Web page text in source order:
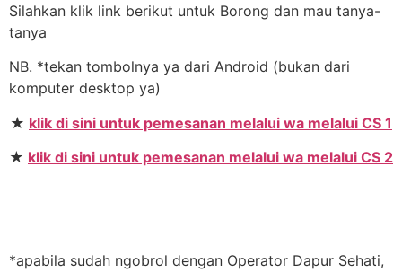
Silahkan klik link berikut untuk Borong dan mau tanya-
tanya
NB. *tekan tombolnya ya dari Android (bukan dari
komputer desktop ya)
★ klik di sini untuk pemesanan melalui wa melalui CS 1
★ klik di sini untuk pemesanan melalui wa melalui CS 2
*apabila sudah ngobrol dengan Operator Dapur Sehati,